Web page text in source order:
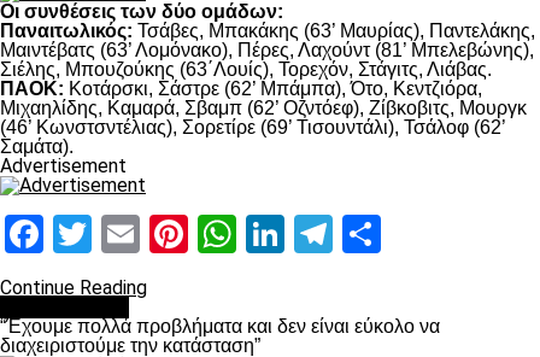
Οι συνθέσεις των δύο ομάδων:
Παναιτωλικός: Τσάβες, Μπακάκης (63’ Μαυρίας), Παντελάκης,
Μαιντέβατς (63’ Λομόνακο), Πέρες, Λαχούντ (81’ Μπελεβώνης),
Σιέλης, Μπουζούκης (63΄Λουίς), Τορεχόν, Στάγιτς, Λιάβας.
ΠΑΟΚ: Κοτάρσκι, Σάστρε (62’ Μπάμπα), Ότο, Κεντζιόρα,
Μιχαηλίδης, Καμαρά, Σβαμπ (62’ Οζντόεφ), Ζίβκοβιτς, Μουργκ
(46’ Κωνστσντέλιας), Σορετίρε (69’ Τισουντάλι), Τσάλοφ (62’
Σαμάτα).
Advertisement
Facebook
Twitter
EmailPinterest
WhatsApp
LinkedIn
Telegram
Continue Reading
“Έχουμε πολλά προβλήματα και δεν είναι εύκολο να
διαχειριστούμε την κατάσταση”